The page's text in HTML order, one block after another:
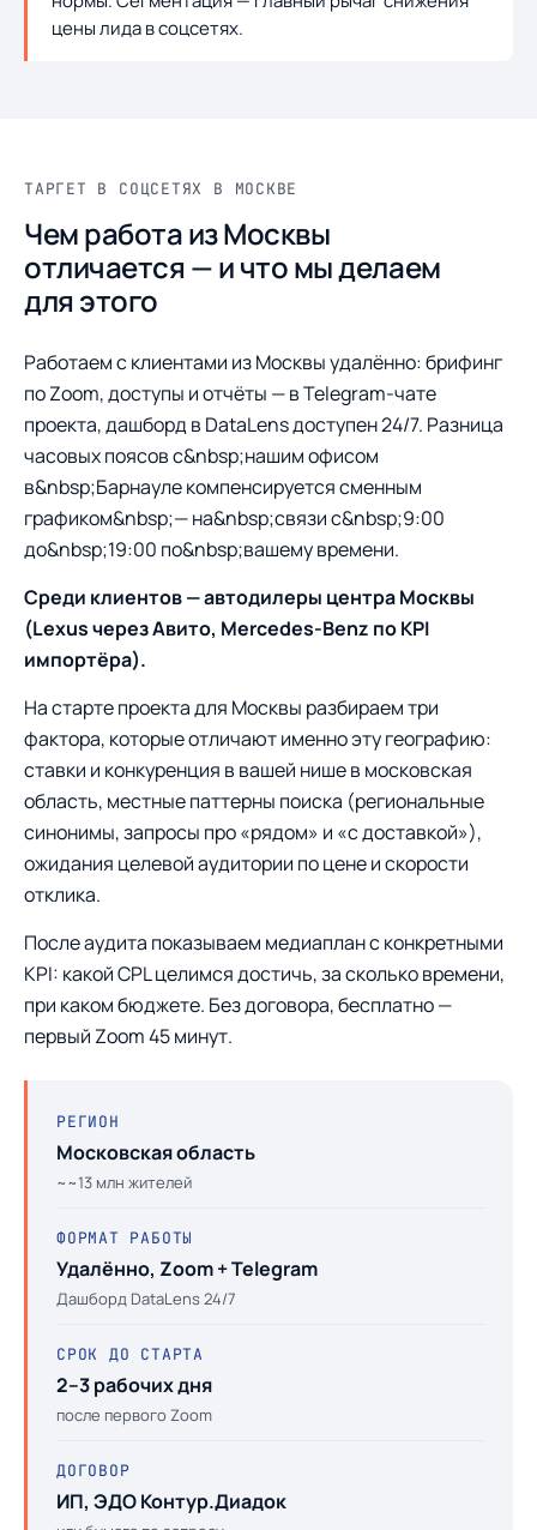
цены лида в соцсетях.
ТАРГЕТ В СОЦСЕТЯХ В МОСКВЕ
Чем работа из Москвы
отличается — и что мы делаем
для этого
Работаем с клиентами из Москвы удалённо: брифинг
по Zoom, доступы и отчёты — в Telegram-чате
проекта, дашборд в DataLens доступен 24/7. Разница
часовых поясов с&nbsp;нашим офисом
в&nbsp;Барнауле компенсируется сменным
графиком&nbsp;— на&nbsp;связи с&nbsp;9:00
до&nbsp;19:00 по&nbsp;вашему времени.
Среди клиентов — автодилеры центра Москвы
(Lexus через Авито, Mercedes-Benz по KPI
импортёра).
На старте проекта для Москвы разбираем три
фактора, которые отличают именно эту географию:
ставки и конкуренция в вашей нише в московская
область, местные паттерны поиска (региональные
синонимы, запросы про «рядом» и «с доставкой»),
ожидания целевой аудитории по цене и скорости
отклика.
После аудита показываем медиаплан с конкретными
KPI: какой CPL целимся достичь, за сколько времени,
при каком бюджете. Без договора, бесплатно —
первый Zoom 45 минут.
РЕГИОН
Московская область
~~13 млн жителей
ФОРМАТ РАБОТЫ
Удалённо, Zoom + Telegram
Дашборд DataLens 24/7
СРОК ДО СТАРТА
2–3 рабочих дня
после первого Zoom
ДОГОВОР
ИП, ЭДО Контур.Диадок